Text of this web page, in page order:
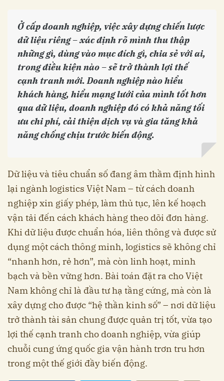
Ở cấp doanh nghiệp, việc xây dựng chiến lược
dữ liệu riêng – xác định rõ mình thu thập
những gì, dùng vào mục đích gì, chia sẻ với ai,
trong điều kiện nào – sẽ trở thành lợi thế
cạnh tranh mới. Doanh nghiệp nào hiểu
khách hàng, hiểu mạng lưới của mình tốt hơn
qua dữ liệu, doanh nghiệp đó có khả năng tối
ưu chi phí, cải thiện dịch vụ và gia tăng khả
năng chống chịu trước biến động.
Dữ liệu và tiêu chuẩn số đang âm thầm định hình
lại ngành logistics Việt Nam – từ cách doanh
nghiệp xin giấy phép, làm thủ tục, lên kế hoạch
vận tải đến cách khách hàng theo dõi đơn hàng.
Khi dữ liệu được chuẩn hóa, liên thông và được sử
dụng một cách thông minh, logistics sẽ không chỉ
“nhanh hơn, rẻ hơn”, mà còn linh hoạt, minh
bạch và bền vững hơn. Bài toán đặt ra cho Việt
Nam không chỉ là đầu tư hạ tầng cứng, mà còn là
xây dựng cho được “hệ thần kinh số” – nơi dữ liệu
trở thành tài sản chung được quản trị tốt, vừa tạo
lợi thế cạnh tranh cho doanh nghiệp, vừa giúp
chuỗi cung ứng quốc gia vận hành trơn tru hơn
trong một thế giới đầy biến động.